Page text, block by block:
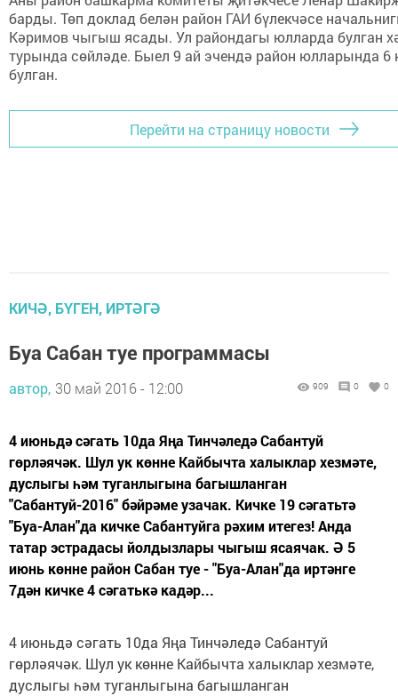
барды. Төп доклад белән район ГАИ бүлекчәсе
Кәримов чыгыш ясады. Ул райондагы юлларда булган
турында сөйләде. Быел 9 ай эчендә район юлларында 6
булган.
Перейти на страницу новости
КИЧӘ, БҮГЕН, ИРТӘГӘ
Буа Сабан туе программасы
автор, 30 май 2016 - 12:00 909 0 0
4 июньдә сәгать 10да Яңа Тинчәледә Сабантуй
гөрләячәк. Шул ук көнне Кайбычта халыклар хезмәте,
дуслыгы һәм туганлыгына багышланган
"Сабантуй-2016" бәйрәме узачак. Кичке 19 сәгатьтә
"Буа-Алан"да кичке Сабантуйга рәхим итегез! Анда
татар эстрадасы йолдызлары чыгыш ясаячак. Ә 5
июнь көнне район Сабан туе - "Буа-Алан"да иртәнге
7дән кичке 4 сәгатькә кадәр...
4 июньдә сәгать 10да Яңа Тинчәледә Сабантуй
гөрләячәк. Шул ук көнне Кайбычта халыклар хезмәте,
дуслыгы һәм туганлыгына багышланган